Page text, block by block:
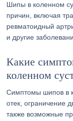
Шипы в коленном
причин, включая
ревматоидный
и другие
Какие
коленном
Симптомы шипов в
отек, ограничение
также возможные